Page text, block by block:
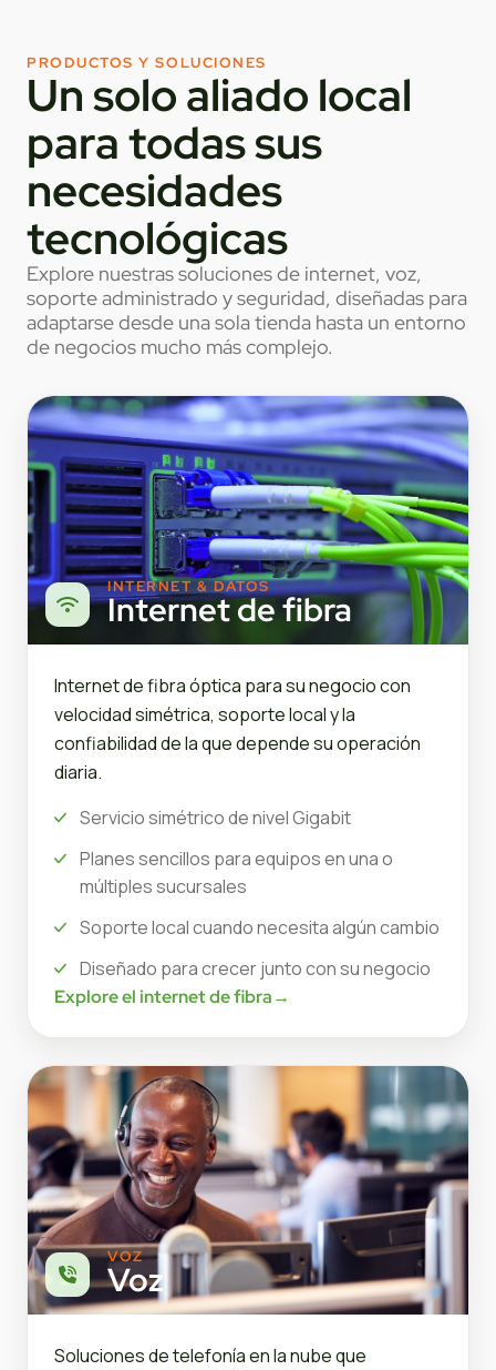
PRODUCTOS Y SOLUCIONES
Un solo aliado local
para todas sus
necesidades
tecnológicas
Explore nuestras soluciones de internet, voz,
soporte administrado y seguridad, diseñadas para
adaptarse desde una sola tienda hasta un entorno
de negocios mucho más complejo.
INTERNET & DATOS
Internet de fibra
Internet de fibra óptica para su negocio con
velocidad simétrica, soporte local y la
confiabilidad de la que depende su operación
diaria.
Servicio simétrico de nivel Gigabit
Planes sencillos para equipos en una o
múltiples sucursales
Soporte local cuando necesita algún cambio
Diseñado para crecer junto con su negocio
Explore el internet de fibra→
VOZ
Voz
Soluciones de telefonía en la nube que